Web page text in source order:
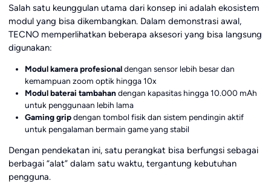
Salah satu keunggulan utama dari konsep ini adalah ekosistem
modul yang bisa dikembangkan. Dalam demonstrasi awal,
TECNO memperlihatkan beberapa aksesori yang bisa langsung
digunakan:
Modul kamera profesionaldengan sensor lebih besar dan
kemampuan zoom optik hingga 10x
Modul baterai tambahan dengan kapasitas hingga 10.000 mAh
untuk penggunaan lebih lama
Gaming gripdengan tombol fisik dan sistem pendingin aktif
untuk pengalaman bermain game yang stabil
Dengan pendekatan ini, satu perangkat bisa berfungsi sebagai
berbagai “alat” dalam satu waktu, tergantung kebutuhan
pengguna.